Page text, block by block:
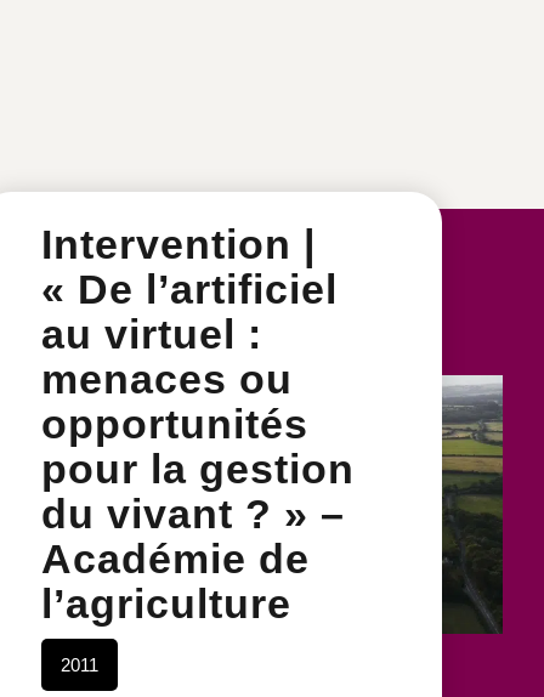
Intervention |
« De l’artificiel
au virtuel :
menaces ou
opportunités
pour la gestion
du vivant ? » –
Académie de
l’agriculture
2011